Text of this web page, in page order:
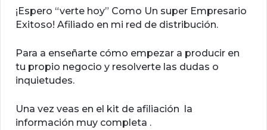
¡Espero “verte hoy” Como Un super Empresario
Exitoso! Afiliado en mi red de distribución.
Para a enseñarte cómo empezar a producir en
tu propio negocio y resolverte las dudas o
inquietudes.
Una vez veas en el kit de afiliación la
información muy completa .